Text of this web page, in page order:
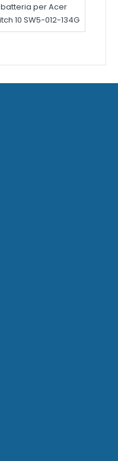
batteria per Acer
10 SW5-012-134G